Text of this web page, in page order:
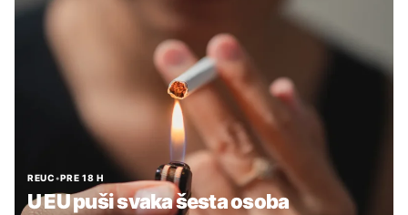
REUC•PRE 18 H
U EU puši svaka šesta osoba